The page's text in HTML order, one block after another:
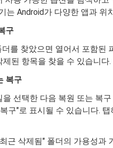
는 Android가 다양한 앱과
구
를 찾았으면 열어서 포함된
제된 항목을 찾을 수 있습니
복구
을 선택한 다음 복원 또는 복
구"로 표시될 수 있습니다.
근 삭제됨" 폴더의 가용성과